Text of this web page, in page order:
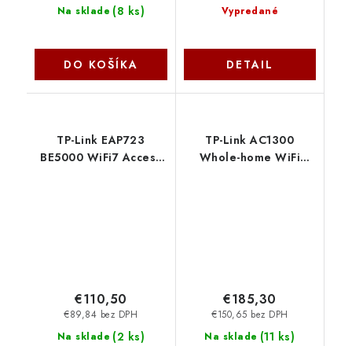
Na sklade (8 ks)
DO KOŠÍKA
Vypredané
DETAIL
TP-Link EAP723
BE5000 WiFi7 Access
Na sklade (2 ks)
€89,84 bez DPH
€110,50
TP-Link AC1300
Whole-home WiFi
Na sklade (11 ks)
€150,65 bez DPH
€185,30